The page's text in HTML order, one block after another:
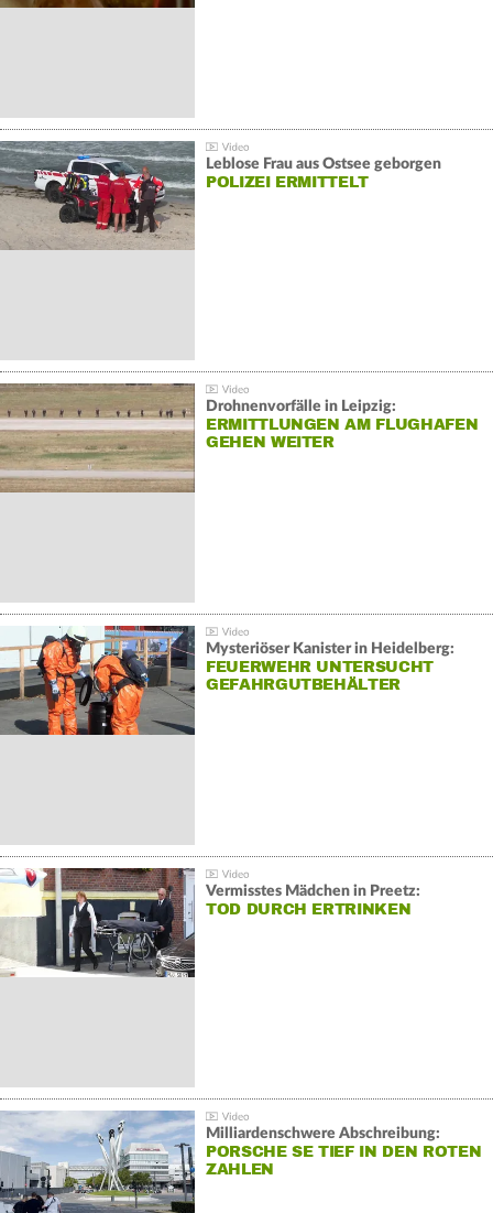
Leblose Frau aus Ostsee geborgen
POLIZEI ERMITTELT
Drohnenvorfälle in Leipzig:
ERMITTLUNGEN AM FLUGHAFEN
GEHEN WEITER
Mysteriöser Kanister in Heidelberg:
FEUERWEHR UNTERSUCHT
GEFAHRGUTBEHÄLTER
Vermisstes Mädchen in Preetz:
TOD DURCH ERTRINKEN
Milliardenschwere Abschreibung:
PORSCHE SE TIEF IN DEN ROTEN
ZAHLEN